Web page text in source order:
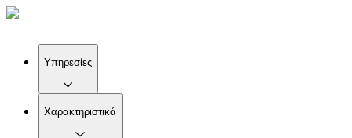
Υπηρεσίες
Χαρακτηριστικά